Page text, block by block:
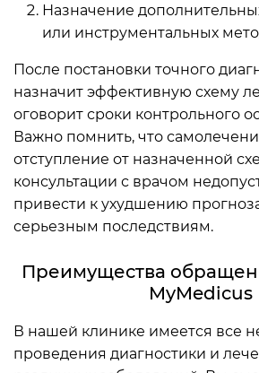
Назначение
или инструментальных
После постановки точного
назначит эффективную схему
оговорит сроки контрольного
Важно помнить, что
отступление от назначенной
консультации с врачом
привести к ухудшению
серьезным последствиям.
Преимущества
MyMedicus
В нашей клинике имеется все
проведения диагностики и